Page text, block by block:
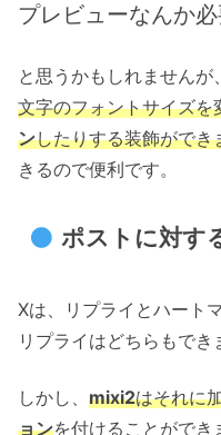
プレビューなんか必
と思うかもしれませんが、
文字のフォントサイズを
ンしたりする装飾ができ
きるので便利です。
ポストに対す
Xは、リプライとハート
リプライはどちらもでき
しかし、 mixi2はそれに
ョンを付けることができ